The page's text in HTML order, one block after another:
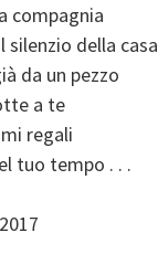
compagnia
silenzio della casa
da un pezzo
a te
regali
tuo tempo . . .